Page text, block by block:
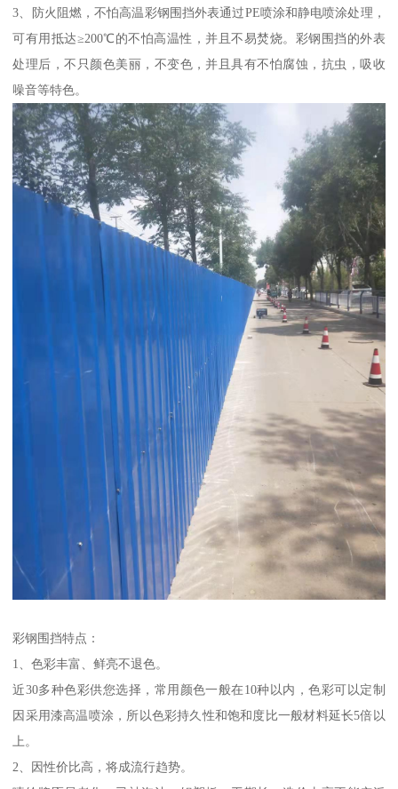
3、防火阻燃，不怕高温彩钢围挡外表通过PE喷涂和静电喷涂处理，
可有用抵达≥200℃的不怕高温性，并且不易焚烧。彩钢围挡的外表
处理后，不只颜色美丽，不变色，并且具有不怕腐蚀，抗虫，吸收
噪音等特色。
彩钢围挡特点：
1、色彩丰富、鲜亮不退色。
近30多种色彩供您选择，常用颜色一般在10种以内，色彩可以定制
因采用漆高温喷涂，所以色彩持久性和饱和度比一般材料延长5倍以
上。
2、因性价比高，将成流行趋势。